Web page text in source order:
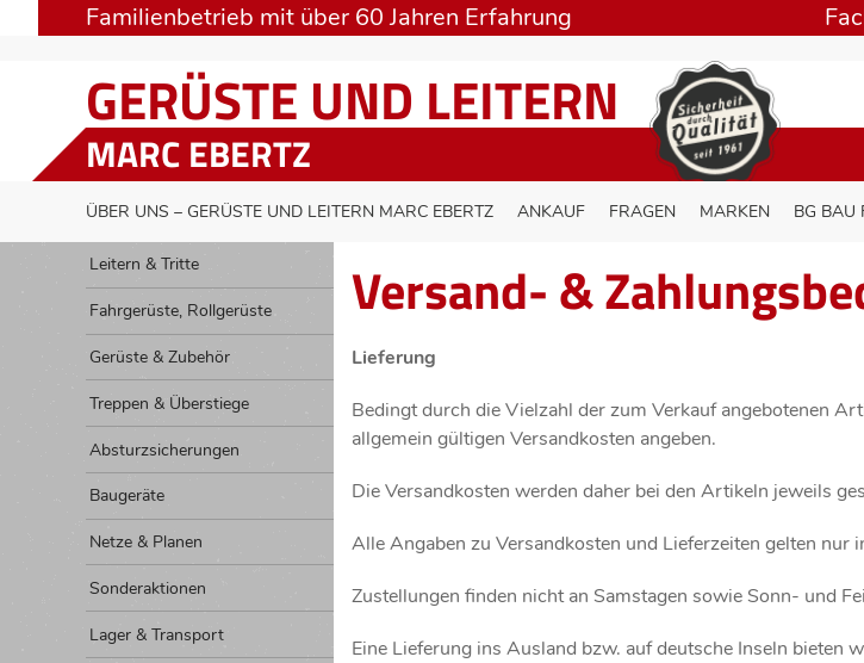
Familienbetrieb mit über 60 Jahren Erfahrung
GERÜSTE UND LEITERN
MARC EBERTZ
ÜBER UNS – GERÜSTE UND LEITERN MARC EBERTZ ANKAUF FRAGEN MARKEN BG BAU
Leitern & Tritte
Fahrgerüste, Rollgerüste
Gerüste & Zubehör
Treppen & Überstiege
Absturzsicherungen
Baugeräte
Netze & Planen
Sonderaktionen
Lager & Transport
Versand- &
Lieferung
Bedingt durch die Vielzahl der zum Verkauf angebotenen
allgemein gültigen Versandkosten angeben.
Die Versandkosten werden daher bei den Artikeln jeweils
Alle Angaben zu Versandkosten und Lieferzeiten gelten nur
Zustellungen finden nicht an Samstagen sowie Sonn- und
Eine Lieferung ins Ausland bzw. auf deutsche Inseln